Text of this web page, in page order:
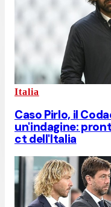
Italia
Caso Pirlo, il
un'indagine:
ct dell'Italia